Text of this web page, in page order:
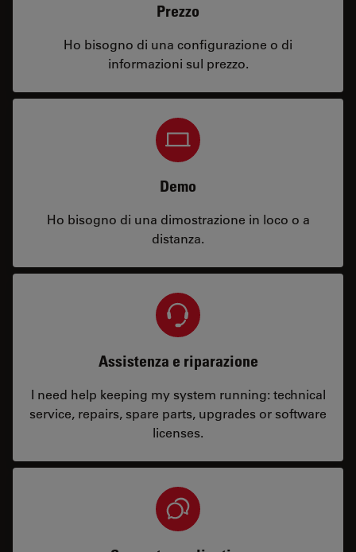
Prezzo
Ho bisogno di una configurazione o di
informazioni sul prezzo.
Demo
Ho bisogno di una dimostrazione in loco o a
distanza.
Assistenza e riparazione
I need help keeping my system running: technical
service, repairs, spare parts, upgrades or software
licenses.